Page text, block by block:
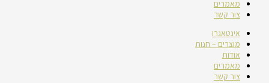
מאמרים
צור קשר
אינטאגרו
מוצרים – חנות
אודות
מאמרים
צור קשר